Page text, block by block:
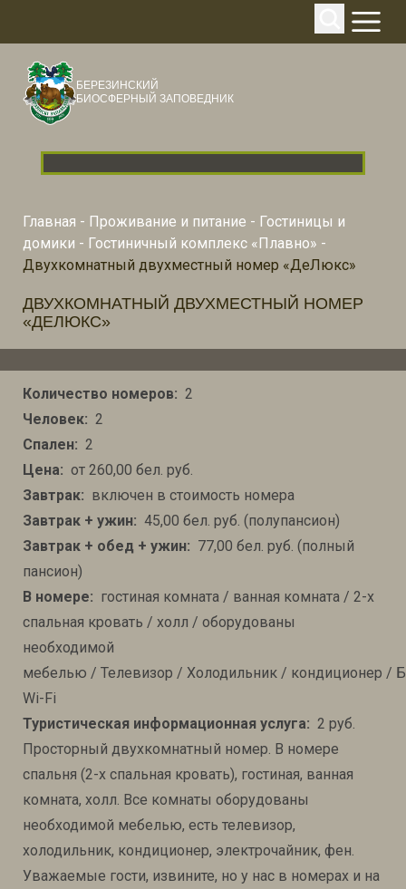
БЕРЕЗИНСКИЙ
БИОСФЕРНЫЙ ЗАПОВЕДНИК
Главная - Проживание и питание - Гостиницы и
домики - Гостиничный комплекс «Плавно» -
Двухкомнатный двухместный номер «ДеЛюкс»
ДВУХКОМНАТНЫЙ ДВУХМЕСТНЫЙ НОМЕР
«ДЕЛЮКС»
Количество номеров: 2
Человек: 2
Спален: 2
Цена: от 260,00 бел. руб.
Завтрак: включен в стоимость номера
Завтрак + ужин: 45,00 бел. руб. (полупансион)
Завтрак + обед + ужин: 77,00 бел. руб. (полный
пансион)
В номере: гостиная комната / ванная комната / 2-х
спальная кровать / холл / оборудованы
необходимой
мебелью / Телевизор / Холодильник / кондиционер /
Wi-Fi
Туристическая информационная услуга: 2 руб.
Просторный двухкомнатный номер. В номере
спальня (2-х спальная кровать), гостиная, ванная
комната, холл. Все комнаты оборудованы
необходимой мебелью, есть телевизор,
холодильник, кондиционер, электрочайник, фен.
Уважаемые гости, извините, но у нас в номерах и на